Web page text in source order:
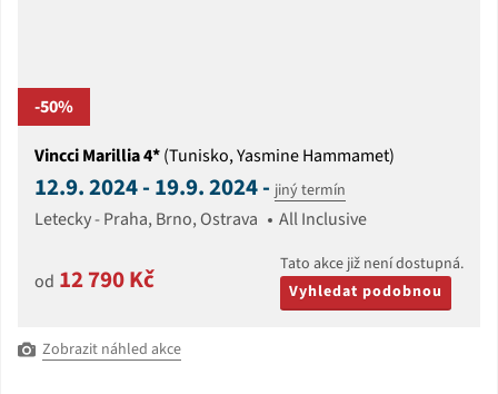
-50%
Vincci Marillia 4*(Tunisko, Yasmine Hammamet)
12.9. 2024 - 19.9. 2024 - jiný termín
Letecky - Praha, Brno, Ostrava All Inclusive
od 12 790 Kč
Tato akce již není dostupná.
Vyhledat podobnou
Zobrazit náhled akce